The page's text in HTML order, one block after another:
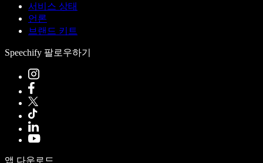
서비스 상태
언론
브랜드 키트
Speechify 팔로우하기
앱 다운로드